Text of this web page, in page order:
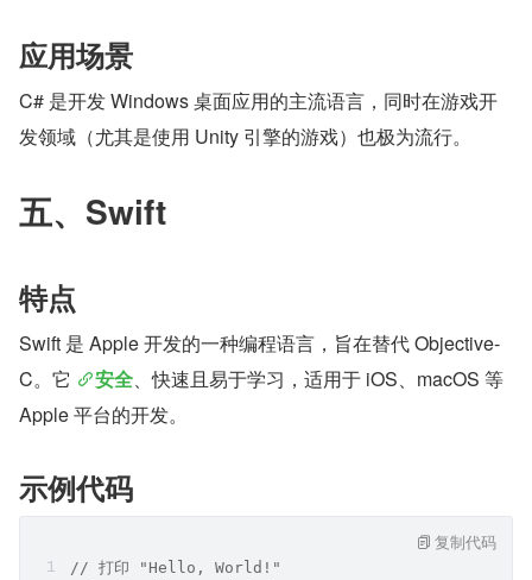
应用场景
C# 是开发 Windows 桌面应用的主流语言，同时在游戏开
发领域（尤其是使用 Unity 引擎的游戏）也极为流行。
五、Swift
特点
Swift 是 Apple 开发的一种编程语言，旨在替代 Objective-
C。它
安全、快速且易于学习，适用于 iOS、macOS 等
Apple 平台的开发。
示例代码
// 打印 "Hello, World!"
复制代码